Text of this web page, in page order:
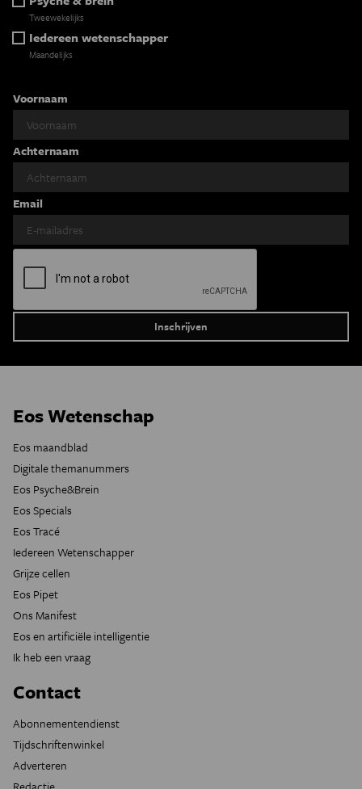
Tweewekelijks
Iedereen wetenschapper
Maandelijks
Voornaam
Achternaam
Email
Eos Wetenschap
Eos maandblad
Digitale themanummers
Eos Psyche&Brein
Eos Specials
Eos Tracé
Iedereen Wetenschapper
Grijze cellen
Eos Pipet
Ons Manifest
Eos en artificiële intelligentie
Ik heb een vraag
Contact
Abonnementendienst
Tijdschriftenwinkel
Adverteren